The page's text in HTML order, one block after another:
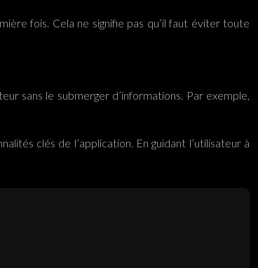
fois. Cela ne signifie pas qu’il faut éviter toute
sans le submerger d’informations. Par exemple,
clés de l’application. En guidant l’utilisateur à